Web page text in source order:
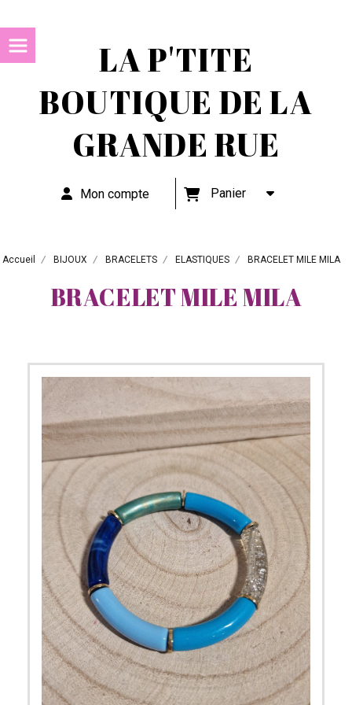
LA P'TITE
BOUTIQUE DE LA
GRANDE RUE
Mon compte Panier
Accueil BIJOUX BRACELETS ELASTIQUES BRACELET MILE MILA
BRACELET MILE MILA